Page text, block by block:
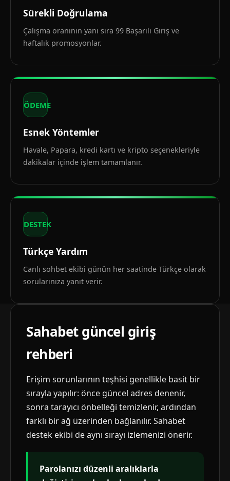
Sürekli Doğrulama
Çalışma oranının yanı sıra 99 Başarılı Giriş ve
haftalık promosyonlar.
ÖDEME
Esnek Yöntemler
Havale, Papara, kredi kartı ve kripto seçenekleriyle
dakikalar içinde işlem tamamlanır.
DESTEK
Türkçe Yardım
Canlı sohbet ekibi günün her saatinde Türkçe olarak
sorularınıza yanıt verir.
Sahabet güncel giriş
rehberi
Erişim sorunlarının teşhisi genellikle basit bir
sırayla yapılır: önce güncel adres denenir,
sonra tarayıcı önbelleği temizlenir, ardından
farklı bir ağ üzerinden bağlanılır. Sahabet
destek ekibi de aynı sırayı izlemenizi önerir.
Parolanızı düzenli aralıklarla